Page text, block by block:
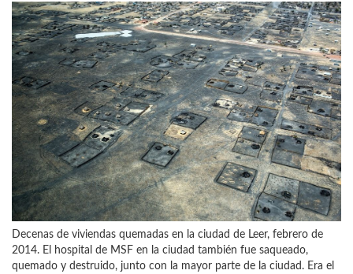
Decenas de viviendas quemadas en la ciudad de Leer, febrero de
2014. El hospital de MSF en la ciudad también fue saqueado,
quemado y destruido, junto con la mayor parte de la ciudad. Era el